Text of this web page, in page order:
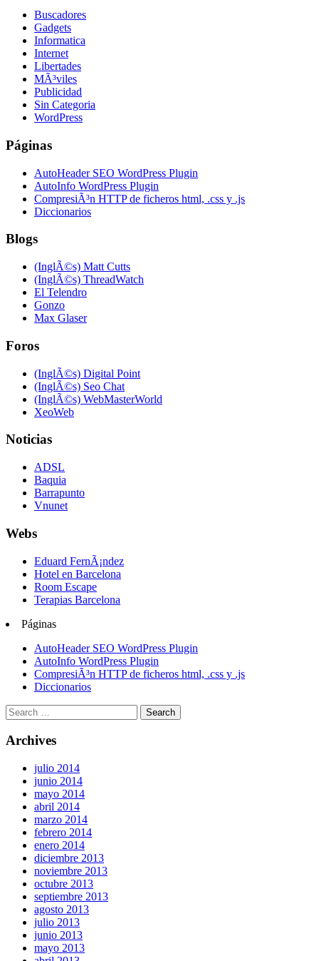
Buscadores
Gadgets
Informatica
Internet
Libertades
MÃ³viles
Publicidad
Sin Categoria
WordPress
Páginas
AutoHeader SEO WordPress Plugin
AutoInfo WordPress Plugin
CompresiÃ³n HTTP de ficheros html, .css y .js
Diccionarios
Blogs
(InglÃ©s) Matt Cutts
(InglÃ©s) ThreadWatch
El Telendro
Gonzo
Max Glaser
Foros
(InglÃ©s) Digital Point
(InglÃ©s) Seo Chat
(InglÃ©s) WebMasterWorld
XeoWeb
Noticias
ADSL
Baquia
Barrapunto
Vnunet
Webs
Eduard FernÃ¡ndez
Hotel en Barcelona
Room Escape
Terapias Barcelona
Páginas
AutoHeader SEO WordPress Plugin
AutoInfo WordPress Plugin
CompresiÃ³n HTTP de ficheros html, .css y .js
Diccionarios
Archives
julio 2014
junio 2014
mayo 2014
abril 2014
marzo 2014
febrero 2014
enero 2014
diciembre 2013
noviembre 2013
octubre 2013
septiembre 2013
agosto 2013
julio 2013
junio 2013
mayo 2013